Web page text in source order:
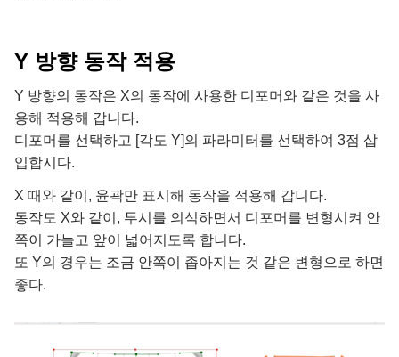
Y 방향 동작 적용
Y 방향의 동작은 X의 동작에 사용한 디포머와 같은 것을 사
용해 적용해 갑니다.
디포머를 선택하고 [각도 Y]의 파라미터를 선택하여 3점 삽
입합시다.
X 때와 같이, 윤곽만 표시해 동작을 적용해 갑니다.
동작도 X와 같이, 투시를 의식하면서 디포머를 변형시켜 안
쪽이 가늘고 앞이 넓어지도록 합니다.
또 Y의 경우는 조금 안쪽이 좁아지는 것 같은 변형으로 하면
좋다.